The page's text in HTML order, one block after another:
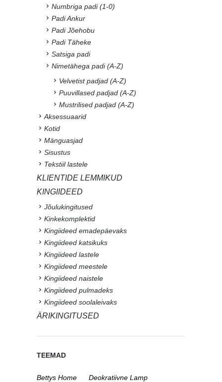
Numbriga padi (1-0)
Padi Ankur
Padi Jõehobu
Padi Täheke
Satsiga padi
Nimetähega padi (A-Z)
Velvetist padjad (A-Z)
Puuvillased padjad (A-Z)
Mustrilised padjad (A-Z)
Aksessuaarid
Kotid
Mänguasjad
Sisustus
Tekstiil lastele
KLIENTIDE LEMMIKUD
KINGIIDEED
Jõulukingitused
Kinkekomplektid
Kingiideed emadepäevaks
Kingiideed katsikuks
Kingiideed lastele
Kingiideed meestele
Kingiideed naistele
Kingiideed pulmadeks
Kingiideed soolaleivaks
ÄRIKINGITUSED
TEEMAD
Bettys Home
Deokratiivne Lamp